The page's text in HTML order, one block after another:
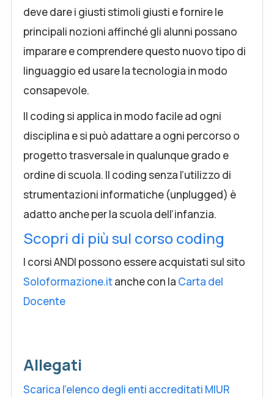
deve dare i giusti stimoli giusti e fornire le
principali nozioni affinché gli alunni possano
imparare e comprendere questo nuovo tipo di
linguaggio ed usare la tecnologia in modo
consapevole.
Il coding si applica in modo facile ad ogni
disciplina e si può adattare a ogni percorso o
progetto trasversale in qualunque grado e
ordine di scuola. Il coding senza l’utilizzo di
strumentazioni informatiche (unplugged) è
adatto anche per la scuola dell’infanzia.
Scopri di più sul corso coding
I corsi ANDI possono essere acquistati sul sito
Soloformazione.itanche con la Carta del
Docente
Allegati
Scarica l'elenco degli enti accreditati MIUR